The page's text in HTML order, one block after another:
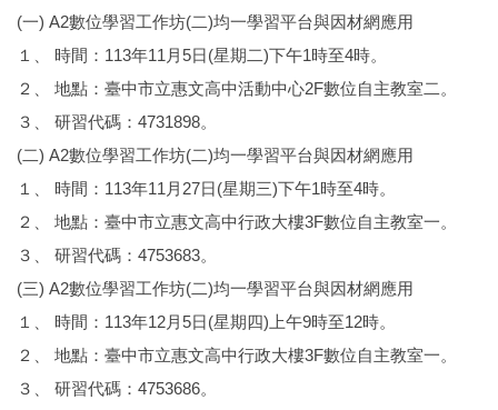
(一) A2數位學習工作坊(二)均一學習平台與因材網應用
１、 時間：113年11月5日(星期二)下午1時至4時。
２、 地點：臺中市立惠文高中活動中心2F數位自主教室二。
３、 研習代碼：4731898。
(二) A2數位學習工作坊(二)均一學習平台與因材網應用
１、 時間：113年11月27日(星期三)下午1時至4時。
２、 地點：臺中市立惠文高中行政大樓3F數位自主教室一。
３、 研習代碼：4753683。
(三) A2數位學習工作坊(二)均一學習平台與因材網應用
１、 時間：113年12月5日(星期四)上午9時至12時。
２、 地點：臺中市立惠文高中行政大樓3F數位自主教室一。
３、 研習代碼：4753686。